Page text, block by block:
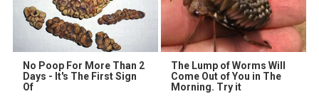
No Poop For More Than 2
Days - It's The First Sign
Of
The Lump of Worms Will
Come Out of You in The
Morning. Try it